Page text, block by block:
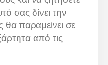
σας δίνει την
θα παραμείνει σε
από τις